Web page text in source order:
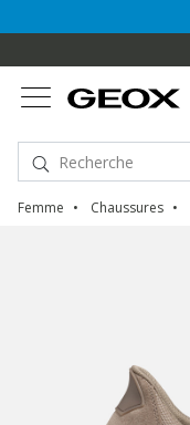
Femme Chaussures